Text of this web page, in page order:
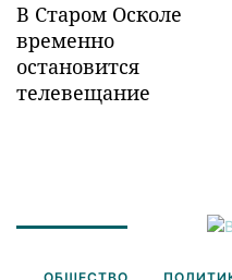
В Старом Осколе
временно
остановится
телевещание